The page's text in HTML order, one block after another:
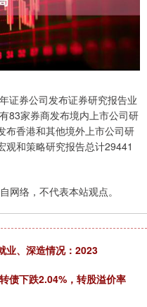
证券公司发布证券研究报告业
83家券商发布境内上市公司研
布香港和其他境外上市公司研
和策略研究报告总计29441
网络，不代表本站观点。
业、深造情况：2023
债下跌2.04%，转股溢价率